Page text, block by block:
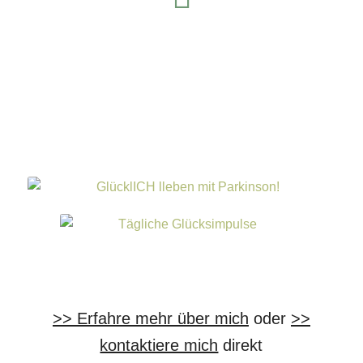
LinkedIn
>> Erfahre mehr über mich oder >>
kontaktiere mich direkt